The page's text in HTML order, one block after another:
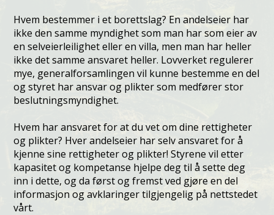
Hvem bestemmer i et borettslag? En andelseier har
ikke den samme myndighet som man har som eier av
en selveierleilighet eller en villa, men man har heller
ikke det samme ansvaret heller. Lovverket regulerer
mye, generalforsamlingen vil kunne bestemme en del
og styret har ansvar og plikter som medfører stor
beslutningsmyndighet.
Hvem har ansvaret for at du vet om dine rettigheter
og plikter? Hver andelseier har selv ansvaret for å
kjenne sine rettigheter og plikter! Styrene vil etter
kapasitet og kompetanse hjelpe deg til å sette deg
inn i dette, og da først og fremst ved gjøre en del
informasjon og avklaringer tilgjengelig på nettstedet
vårt.